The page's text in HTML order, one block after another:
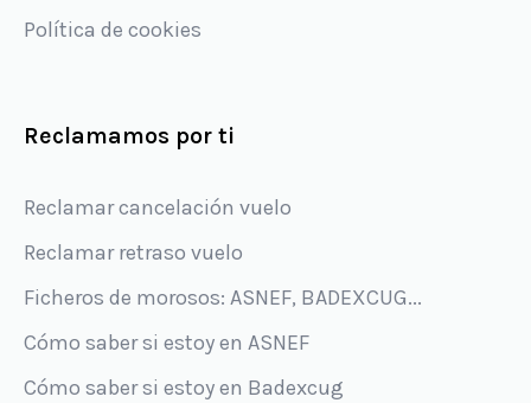
Política de cookies
Reclamamos por ti
Reclamar cancelación vuelo
Reclamar retraso vuelo
Ficheros de morosos: ASNEF, BADEXCUG...
Cómo saber si estoy en ASNEF
Cómo saber si estoy en Badexcug